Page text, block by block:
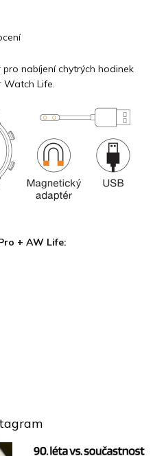
nabíjení chytrých hodinek
Life.
+ AW Life: